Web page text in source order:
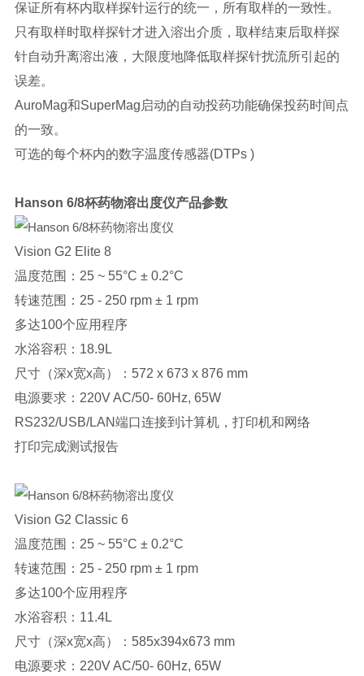
保证所有杯内取样探针运行的统一，所有取样的一致性。
只有取样时取样探针才进入溶出介质，取样结束后取样探
针自动升离溶出液，大限度地降低取样探针扰流所引起的
误差。
AuroMag和SuperMag启动的自动投药功能确保投药时间点
的一致。
可选的每个杯内的数字温度传感器(DTPs )
Hanson 6/8杯药物溶出度仪产品参数
Vision G2 Elite 8
温度范围：25 ~ 55°C ± 0.2°C
转速范围：25 - 250 rpm ± 1 rpm
多达100个应用程序
水浴容积：18.9L
尺寸（深x宽x高）：572 x 673 x 876 mm
电源要求：220V AC/50- 60Hz, 65W
RS232/USB/LAN端口连接到计算机，打印机和网络
打印完成测试报告
Vision G2 Classic 6
温度范围：25 ~ 55°C ± 0.2°C
转速范围：25 - 250 rpm ± 1 rpm
多达100个应用程序
水浴容积：11.4L
尺寸（深x宽x高）：585x394x673 mm
电源要求：220V AC/50- 60Hz, 65W